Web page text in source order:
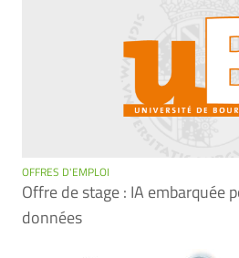
OFFRES D'EMPLOI
Offre de stage : IA embarquée
données